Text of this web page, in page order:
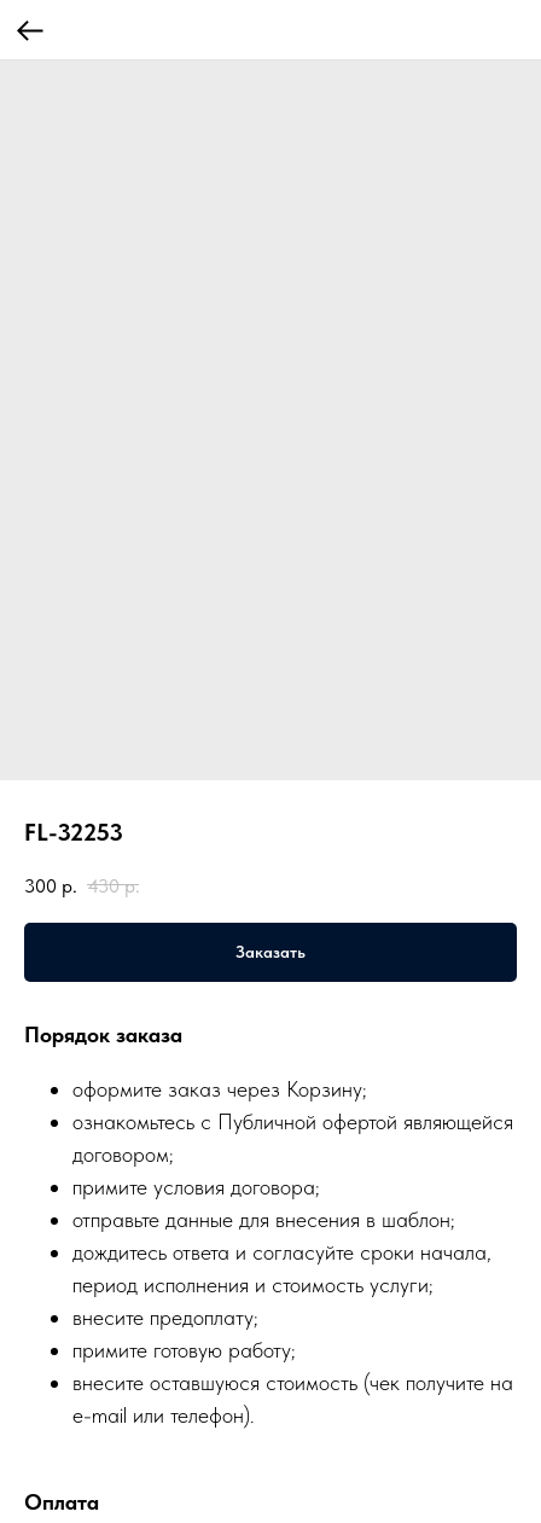
FL-32253
300 р. 430 р.
Заказать
Порядок заказа
оформите заказ через Корзину;
ознакомьтесь с Публичной офертой являющейся
договором;
примите условия договора;
отправьте данные для внесения в шаблон;
дождитесь ответа и согласуйте сроки начала,
период исполнения и стоимость услуги;
внесите предоплату;
примите готовую работу;
внесите оставшуюся стоимость (чек получите на
e-mail или телефон).
Оплата